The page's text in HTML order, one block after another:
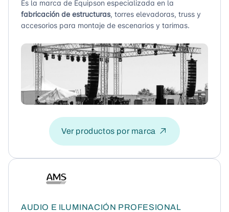
Es la marca de Equipson especializada en la
fabricación de estructuras, torres elevadoras, truss y
accesorios para montaje de escenarios y tarimas.
Ver productos por marca
AUDIO E ILUMINACIÓN PROFESIONAL